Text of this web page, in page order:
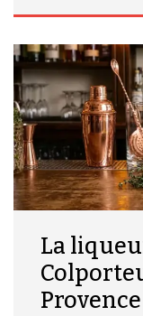
La